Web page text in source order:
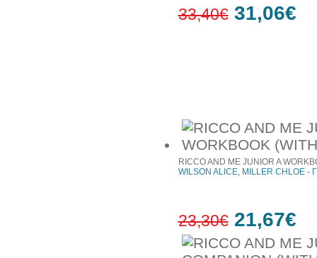
33,40€ 31,06€
RICCO AND ME JUNIOR A
WILSON ALICE, MILLER CHLOE
23,30€ 21,67€